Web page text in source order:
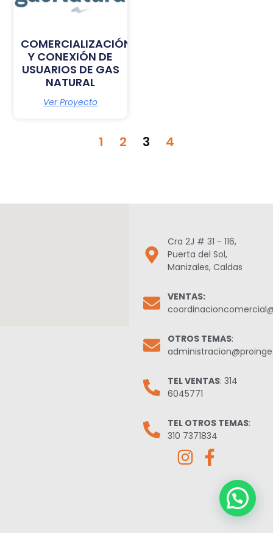
COMERCIALIZACIÓN
Y CONEXIÓN DE
USUARIOS DE GAS
NATURAL
Ver Proyecto
1 2 3 4
Cra 2J # 31 - 116,
Puerta del Sol,
Manizales, Caldas
VENTAS:
OTROS TEMAS:
TEL VENTAS: 314
6045771
TEL OTROS TEMAS:
310 7371834